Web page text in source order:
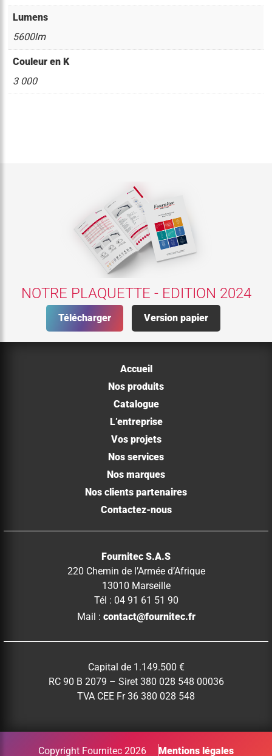
Lumens
5600lm
Couleur en K
3 000
NOTRE PLAQUETTE - EDITION 2024
Télécharger Version papier
Accueil
Nos produits
Catalogue
L’entreprise
Vos projets
Nos services
Nos marques
Nos clients partenaires
Contactez-nous
Fournitec S.A.S
220 Chemin de l’Armée d’Afrique
13010 Marseille
Tél : 04 91 61 51 90
Mail : contact@fournitec.fr
Capital de 1.149.500 €
RC 90 B 2079 – Siret 380 028 548 00036
TVA CEE Fr 36 380 028 548
Copyright Fournitec 2026 Mentions légales